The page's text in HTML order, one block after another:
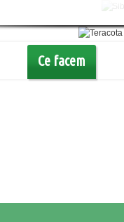
Ce facem